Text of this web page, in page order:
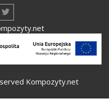
Kompozyty.net